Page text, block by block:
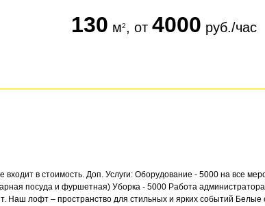
130 м , от 4000 руб./час
в стоимость. Доп. Услуги: Оборудование - 5000 на все
посуда и фуршетная) Уборка - 5000 Работа
Наш лофт – пространство для стильных и ярких событий